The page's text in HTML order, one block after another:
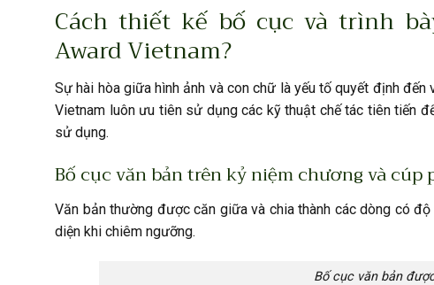
Cách thiết kế bố cục và trình
Award Vietnam?
Sự hài hòa giữa hình ảnh và con chữ là yếu tố quyết định
Vietnam luôn ưu tiên sử dụng các kỹ thuật chế tác tiên tiến
sử dụng.
Bố cục văn bản trên kỷ niệm chương và cúp
Văn bản thường được căn giữa và chia thành các dòng có
diện khi chiêm ngưỡng.
Bố cục văn bản